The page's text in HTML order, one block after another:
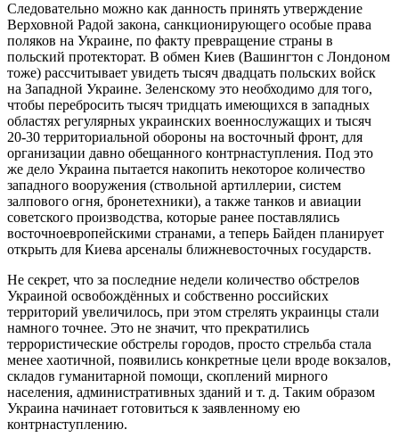
Следовательно можно как данность принять утверждение
Верховной Радой закона, санкционирующего особые права
поляков на Украине, по факту превращение страны в
польский протекторат. В обмен Киев (Вашингтон с Лондоном
тоже) рассчитывает увидеть тысяч двадцать польских войск
на Западной Украине. Зеленскому это необходимо для того,
чтобы перебросить тысяч тридцать имеющихся в западных
областях регулярных украинских военнослужащих и тысяч
20-30 территориальной обороны на восточный фронт, для
организации давно обещанного контрнаступления. Под это
же дело Украина пытается накопить некоторое количество
западного вооружения (ствольной артиллерии, систем
залпового огня, бронетехники), а также танков и авиации
советского производства, которые ранее поставлялись
восточноевропейскими странами, а теперь Байден планирует
открыть для Киева арсеналы ближневосточных государств.
Не секрет, что за последние недели количество обстрелов
Украиной освобождённых и собственно российских
территорий увеличилось, при этом стрелять украинцы стали
намного точнее. Это не значит, что прекратились
террористические обстрелы городов, просто стрельба стала
менее хаотичной, появились конкретные цели вроде вокзалов,
складов гуманитарной помощи, скоплений мирного
населения, административных зданий и т. д. Таким образом
Украина начинает готовиться к заявленному ею
контрнаступлению.